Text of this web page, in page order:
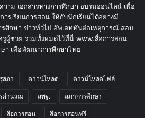
าม เอกสารทางการศึกษา อบรมออนไลน์ เพื่อ
ารเรียนการสอน ให้กับนักเรียนได้อย่างมี
ศึกษา ข่าวทั่วไป อัพเดททันต่อเหตุการณ์ สอบ
ผู้ช่วย รวมทั้งหมดไว้ที่นี่ www.สื่อการสอน
ษา เพื่อพัฒนาการศึกษาไทย
สภา ดาวน์โหลด ดาวน์โหลดไฟล์
คำนวณ สพฐ. สภาการศึกษา
สื่อการสอน สื่อการสอนฟรี